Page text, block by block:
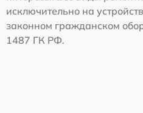
исключительно на
законном гражданском
1487 ГК РФ.